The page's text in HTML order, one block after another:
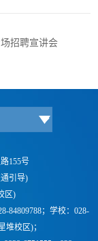
招聘宣讲会
155号
引导)
区)
84809788；学校： 028-
堆校区)；